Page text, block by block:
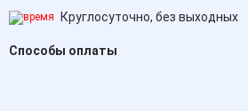
Круглосуточно, без выходных
Способы оплаты